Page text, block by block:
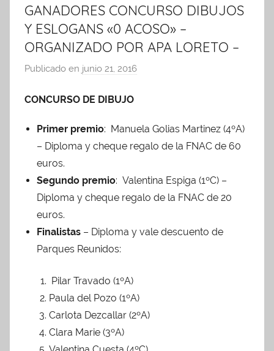
GANADORES CONCURSO DIBUJOS
Y ESLOGANS «0 ACOSO» –
ORGANIZADO POR APA LORETO –
Publicado en junio 21, 2016
d
m
n
A
A
CONCURSO DE DIBUJO
Primer premio: Manuela Golias Martinez (4ºA)
– Diploma y cheque regalo de la FNAC de 60
euros.
Segundo premio: Valentina Espiga (1ºC) –
Diploma y cheque regalo de la FNAC de 20
euros.
Finalistas – Diploma y vale descuento de
Parques Reunidos:
Pilar Travado (1ºA)
Paula del Pozo (1ºA)
Carlota Dezcallar (2ºA)
Clara Marie (3ºA)